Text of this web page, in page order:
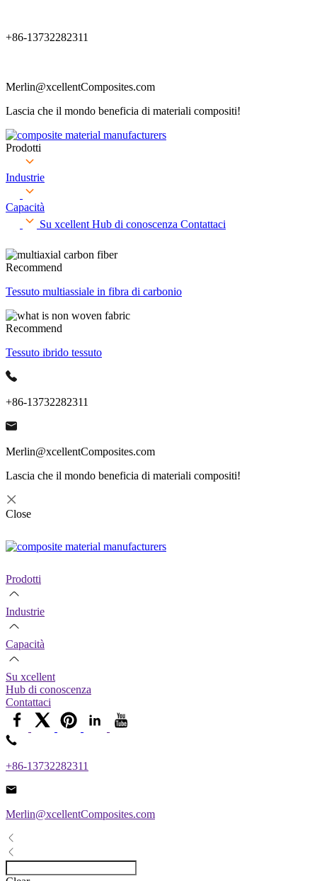
+86-13732282311
Merlin@xcellentComposites.com
Lascia che il mondo beneficia di materiali compositi!
Prodotti
Industrie
Capacità
Su xcellent Hub di conoscenza Contattaci
Recommend
Tessuto multiassiale in fibra di carbonio
Recommend
Tessuto ibrido tessuto
+86-13732282311
Merlin@xcellentComposites.com
Lascia che il mondo beneficia di materiali compositi!
Close
Prodotti
Industrie
Capacità
Su xcellent
Hub di conoscenza
Contattaci
+86-13732282311
Merlin@xcellentComposites.com